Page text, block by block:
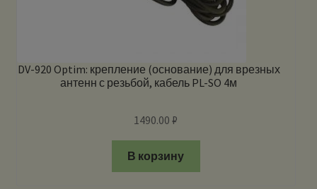
DV-920 Optim: крепление (основание) для врезных
антенн с резьбой, кабель PL-SO 4м
1490.00₽
В корзину